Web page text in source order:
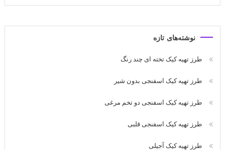
نوشته‌های تازه
طرز تهیه کیک تخته ای چند رنگ
طرز تهیه کیک اسفنجی بدون شیر
طرز تهیه کیک اسفنجی دو تخم مرغی
طرز تهیه کیک اسفنجی قلبی
طرز تهیه کیک آجیلی